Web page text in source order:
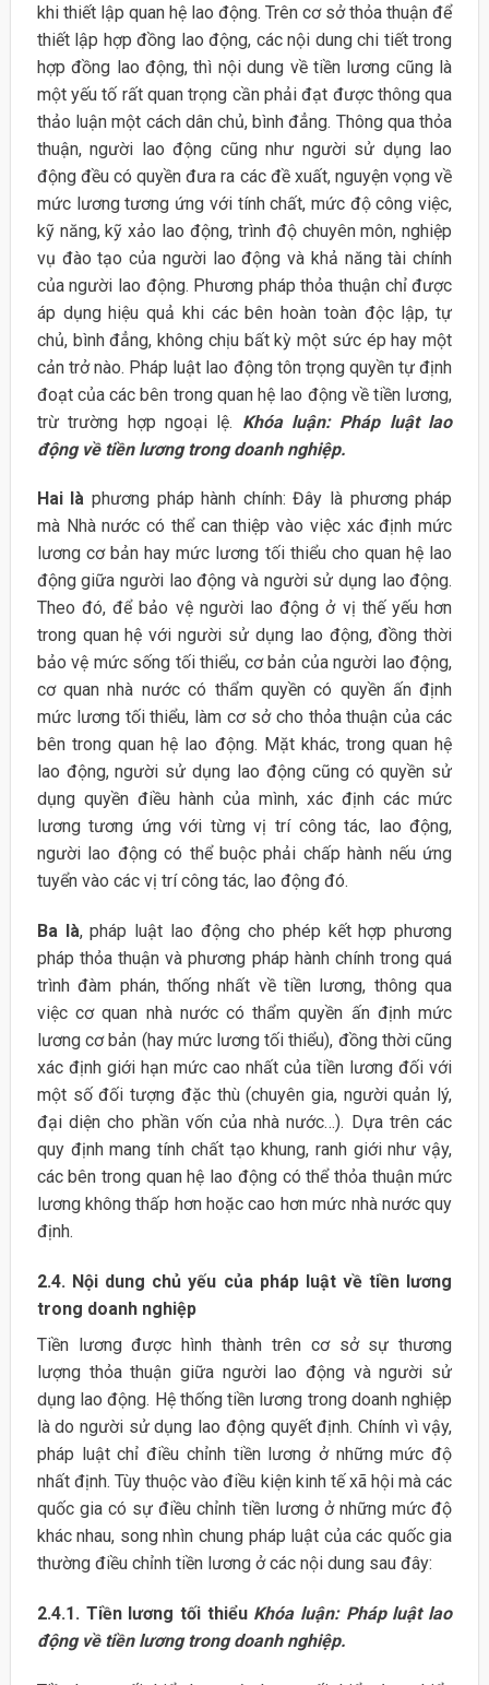
khi thiết lập quan hệ lao động. Trên cơ sở thỏa thuận để
thiết lập hợp đồng lao động, các nội dung chi tiết trong
hợp đồng lao động, thì nội dung về tiền lương cũng là
một yếu tố rất quan trọng cần phải đạt được thông qua
thảo luận một cách dân chủ, bình đẳng. Thông qua thỏa
thuận, người lao động cũng như người sử dụng lao
động đều có quyền đưa ra các đề xuất, nguyện vọng về
mức lương tương ứng với tính chất, mức độ công việc,
kỹ năng, kỹ xảo lao động, trình độ chuyên môn, nghiệp
vụ đào tạo của người lao động và khả năng tài chính
của người lao động. Phương pháp thỏa thuận chỉ được
áp dụng hiệu quả khi các bên hoàn toàn độc lập, tự
chủ, bình đẳng, không chịu bất kỳ một sức ép hay một
cản trở nào. Pháp luật lao động tôn trọng quyền tự định
đoạt của các bên trong quan hệ lao động về tiền lương,
trừ trường hợp ngoại lệ. Khóa luận: Pháp luật lao
động về tiền lương trong doanh nghiệp.
Hai là phương pháp hành chính: Đây là phương pháp
mà Nhà nước có thể can thiệp vào việc xác định mức
lương cơ bản hay mức lương tối thiểu cho quan hệ lao
động giữa người lao động và người sử dụng lao động.
Theo đó, để bảo vệ người lao động ở vị thế yếu hơn
trong quan hệ với người sử dụng lao động, đồng thời
bảo vệ mức sống tối thiểu, cơ bản của người lao động,
cơ quan nhà nước có thẩm quyền có quyền ấn định
mức lương tối thiểu, làm cơ sở cho thỏa thuận của các
bên trong quan hệ lao động. Mặt khác, trong quan hệ
lao động, người sử dụng lao động cũng có quyền sử
dụng quyền điều hành của mình, xác định các mức
lương tương ứng với từng vị trí công tác, lao động,
người lao động có thể buộc phải chấp hành nếu ứng
tuyển vào các vị trí công tác, lao động đó.
Ba là, pháp luật lao động cho phép kết hợp phương
pháp thỏa thuận và phương pháp hành chính trong quá
trình đàm phán, thống nhất về tiền lương, thông qua
việc cơ quan nhà nước có thẩm quyền ấn định mức
lương cơ bản (hay mức lương tối thiểu), đồng thời cũng
xác định giới hạn mức cao nhất của tiền lương đối với
một số đối tượng đặc thù (chuyên gia, người quản lý,
đại diện cho phần vốn của nhà nước…). Dựa trên các
quy định mang tính chất tạo khung, ranh giới như vậy,
các bên trong quan hệ lao động có thể thỏa thuận mức
lương không thấp hơn hoặc cao hơn mức nhà nước quy
định.
2.4. Nội dung chủ yếu của pháp luật về tiền lương
trong doanh nghiệp
Tiền lương được hình thành trên cơ sở sự thương
lượng thỏa thuận giữa người lao động và người sử
dụng lao động. Hệ thống tiền lương trong doanh nghiệp
là do người sử dụng lao động quyết định. Chính vì vậy,
pháp luật chỉ điều chỉnh tiền lương ở những mức độ
nhất định. Tùy thuộc vào điều kiện kinh tế xã hội mà các
quốc gia có sự điều chỉnh tiền lương ở những mức độ
khác nhau, song nhìn chung pháp luật của các quốc gia
thường điều chỉnh tiền lương ở các nội dung sau đây:
2.4.1. Tiền lương tối thiểu Khóa luận: Pháp luật lao
động về tiền lương trong doanh nghiệp.